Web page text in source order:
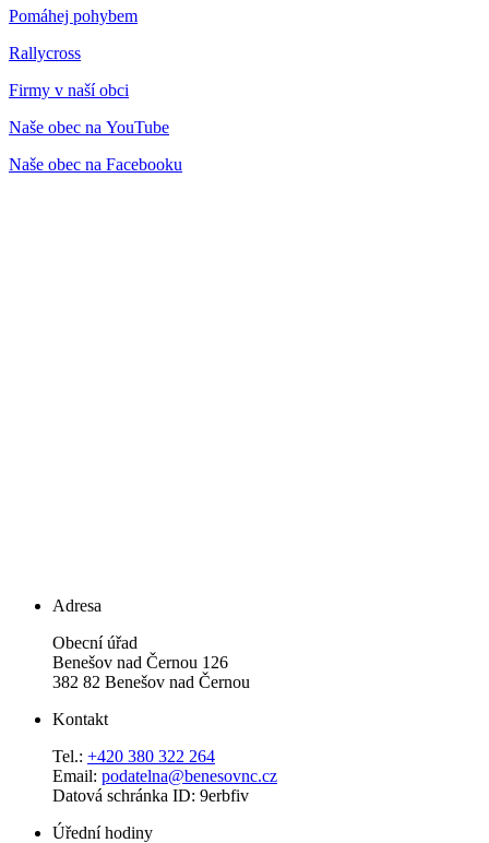
Pomáhej pohybem
Rallycross
Firmy v naší obci
Naše obec na YouTube
Naše obec na Facebooku
Adresa
Obecní úřad
Benešov nad Černou 126
382 82 Benešov nad Černou
Kontakt
Tel.: +420 380 322 264
Email: podatelna@benesovnc.cz
Datová schránka ID: 9erbfiv
Úřední hodiny